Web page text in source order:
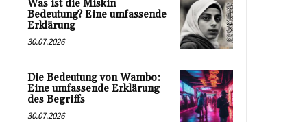
Was ist die Miskin
Bedeutung? Eine umfassende
Erklärung
30.07.2026
Die Bedeutung von Wambo:
Eine umfassende Erklärung
des Begriffs
30.07.2026